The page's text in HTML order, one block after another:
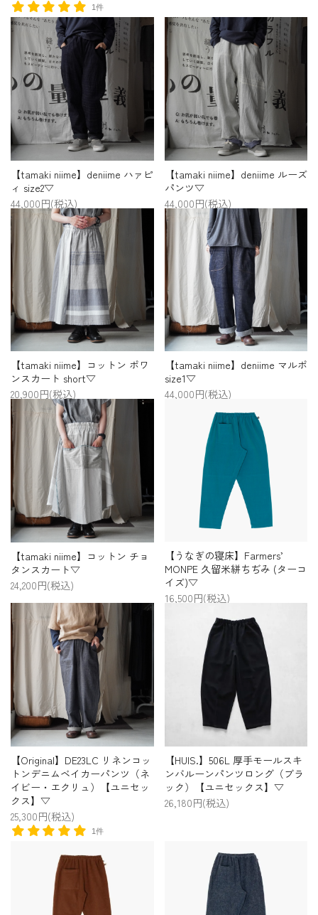
1件
【tamaki niime】deniime ハァピ
ィ size2▽
44,000円(税込)
【tamaki niime】deniime ルーズ
パンツ▽
44,000円(税込)
【tamaki niime】コットン ポワ
ンスカート short▽
20,900円(税込)
【tamaki niime】deniime マルポ
size1▽
44,000円(税込)
【tamaki niime】コットン チョ
タンスカート▽
24,200円(税込)
【うなぎの寝床】Farmers’
MONPE 久留米絣ちぢみ (ターコ
イズ)▽
16,500円(税込)
【Original】DE23LC リネンコッ
トンデニムベイカーパンツ（ネ
イビー・エクリュ）【ユニセッ
クス】▽
25,300円(税込)
1件
【HUIS.】506L 厚手モールスキ
ンバルーンパンツロング（ブラ
ック）【ユニセックス】▽
26,180円(税込)